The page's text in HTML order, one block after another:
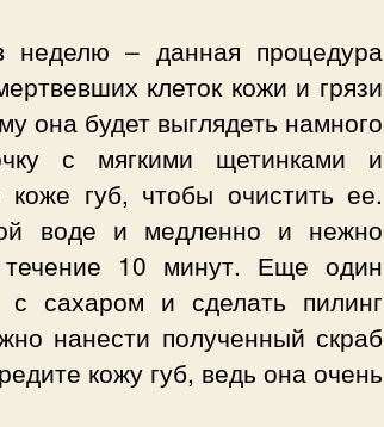
– данная процедура
клеток кожи и грязи
она будет выглядеть намного
с мягкими щетинками и
коже губ, чтобы очистить ее.
воде и медленно и нежно
10 минут. Еще один
сахаром и сделать пилинг
нанести полученный скраб
кожу губ, ведь она очень